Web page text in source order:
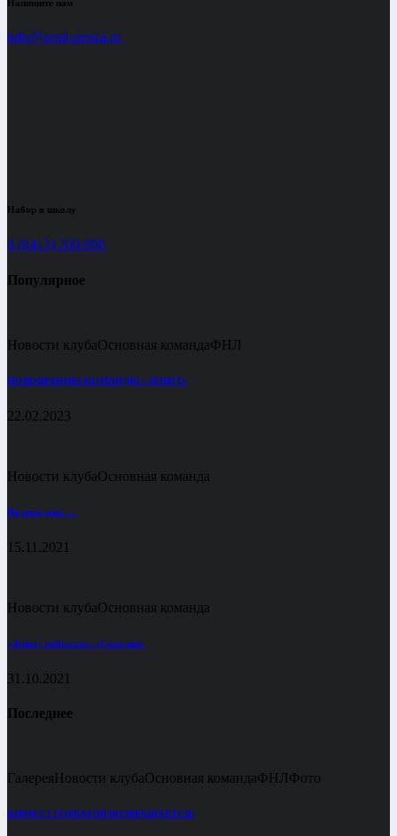
Напишите нам
info@zenit-penza.ru
Набор в школу
8 (8412) 200-990
Популярное
Новости клубаОсновная командаФНЛ
НОВОБРАНЦЫ КОМАНДЫ «ЗЕНИТ»
22.02.2023
Новости клубаОсновная команда
Не наш день …
15.11.2021
Новости клубаОсновная команда
«Зенит» побеждает «Сахалин»
31.10.2021
Последнее
ГалереяНовости клубаОсновная командаФНЛФото
КИРИЛЛ ГОРБАТОВ ВОЗВРАЩАЕТСЯ!